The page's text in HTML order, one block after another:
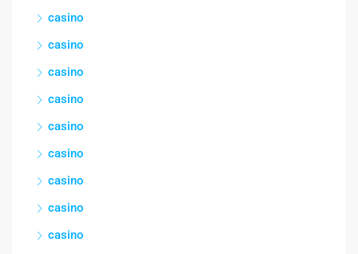
casino
casino
casino
casino
casino
casino
casino
casino
casino